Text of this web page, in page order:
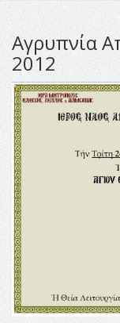
Αγρυπνία
2012